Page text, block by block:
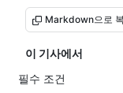
Markdown으로
이 기사에서
필수 조건